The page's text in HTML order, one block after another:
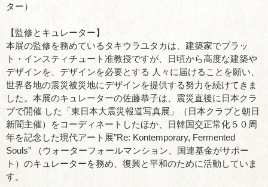
ター）
【監修とキュレーター】
本展の監修を務めているタキウラユタカは、建築家でプラッ
ト・インスティチュート准教授ですが、日頃から高度な建築や
デザインを、デザインを必要とする 人々に届けることを願い、
世界各地の震災被災地にデザインを提供する努力を続けてきま
した。本展のキュレーターの佐藤恭子は、震災直後に日本クラ
ブで開催 した「東日本大震災報道写真展」（日本クラブと朝日
新聞主催）をコーディネートしたほか、日韓国交正常化５０周
年を記念した現代アート展”Re: Kontemporary, Fermented
Souls” （ウォーターフォールマンション、国連基金がサポー
ト）のキュレーターを務め、復興と平和のために活動していま
す。